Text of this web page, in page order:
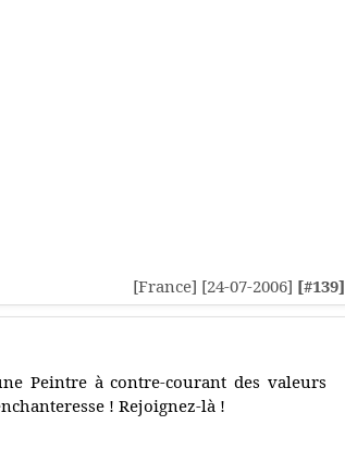
[France] [24-07-2006] [#139]
Peintre à contre-courant des valeurs
! Rejoignez-là !